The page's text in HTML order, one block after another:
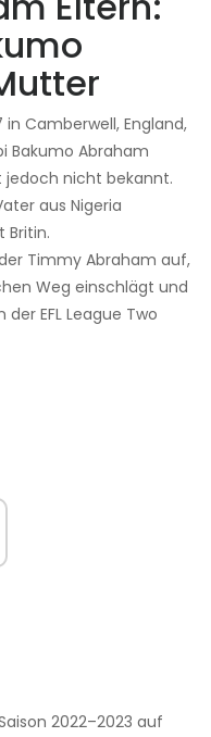
Camberwell, England,
Bakumo Abraham
jedoch nicht bekannt.
aus Nigeria
Britin.
Timmy Abraham auf,
Weg einschlägt und
EFL League Two
2022–2023 auf